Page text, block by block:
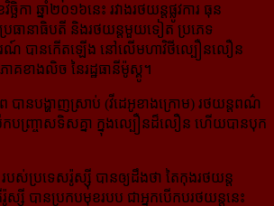
ឆិកា ឆ្នាំ២០១៦នេះ រវាងរថយន្ដផ្លូវការ ធុន
រធានាធិបតី និងរថយន្ដមួយទៀត ប្រភេទ
រណ៍ បាន​កើត​ឡើង នៅ​លើ​មហាវិថី​ល្បឿនលឿន
គខាងលិច នៃរដ្ឋធានីម៉ូស្គូ។
ព បានបង្ហាញស្រាប់ (វីដេអូខាងក្រោម) រថយន្ដពណ៌
ើក​បញ្ច្រាស​ទិសគ្នា ក្នុងល្បឿនដ៏លឿន ហើយបានបុក
របស់ប្រទេសរ៉ូស្ស៊ី បានឲ្យដឹងថា តៃកុងរថយន្ដ
ស៊ី បាន​ប្រកបមុខរបប ជាអ្នកបើកបរថយន្ដនេះ